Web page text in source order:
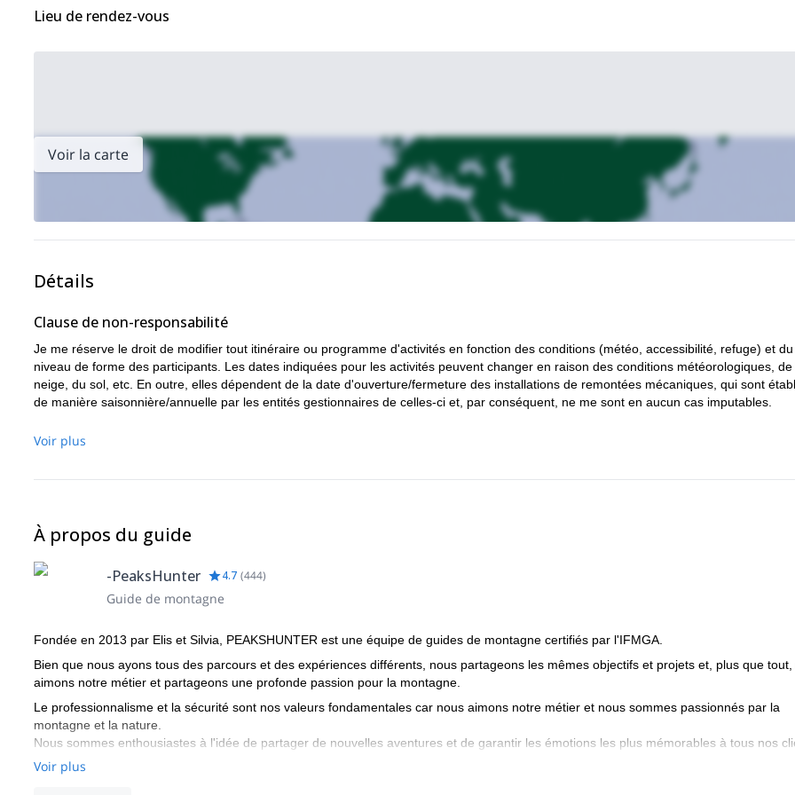
Lieu de rendez-vous
Voir la carte
Détails
Clause de non-responsabilité
Je me réserve le droit de modifier tout itinéraire ou programme d'activités en fonction des conditions (météo, accessibilité, refuge) et du
niveau de forme des participants. Les dates indiquées pour les activités peuvent changer en raison des conditions météorologiques, de
neige, du sol, etc. En outre, elles dépendent de la date d'ouverture/fermeture des installations de remontées mécaniques, qui sont
de manière saisonnière/annuelle par les entités gestionnaires de celles-ci et, par conséquent, ne me sont en aucun cas imputables.
Voir plus
À propos du guide
-PeaksHunter 4.7 (444)
Guide de montagne
Fondée en 2013 par Elis et Silvia, PEAKSHUNTER est une équipe de guides de montagne certifiés par l'IFMGA.
Bien que nous ayons tous des parcours et des expériences différents, nous partageons les mêmes objectifs et projets et, plus que
aimons notre métier et partageons une profonde passion pour la montagne.
Le professionnalisme et la sécurité sont nos valeurs fondamentales car nous aimons notre métier et nous sommes passionnés par la
montagne et la nature.
Nous sommes enthousiastes à l'idée de partager de nouvelles aventures et de garantir les émotions les plus mémorables à tous nos
Si vous êtes intéressés à expérimenter la beauté de la nature et la puissance des montagnes, les guides de montagne Peakshunter
heureux de vous guider ! Nous voulons vous procurer des émotions intenses et voulons être là pour les partager avec vous. Nous avons
Voir plus